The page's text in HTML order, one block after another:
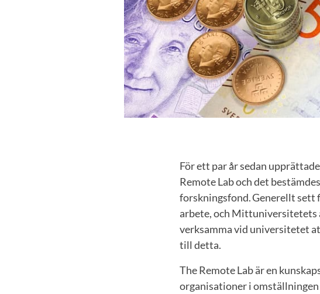
För ett par år sedan
Remote Lab och det
forskningsfond. Generellt
arbete, och Mittuniversitetets
verksamma vid universitetet
till detta.
The Remote Lab är en
organisationer i